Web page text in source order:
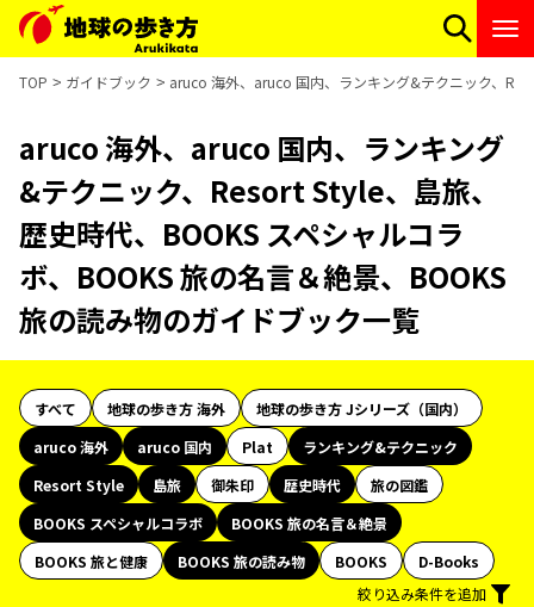
TOP ガイドブック aruco 海外、aruco 国内、ランキング&テクニック、
aruco 海外、aruco 国内、ランキング
&テクニック、Resort Style、島旅、
歴史時代、BOOKS スペシャルコラ
ボ、BOOKS 旅の名言＆絶景、BOOKS
旅の読み物のガイドブック一覧
すべて 地球の歩き方 海外
地球の歩き方 Jシリーズ（国内）
aruco 海外
aruco 国内 Plat
ランキング&テクニック
Resort Style
島旅 御朱印 歴史時代
旅の図鑑
BOOKS スペシャルコラボ
BOOKS 旅の名言＆絶景
BOOKS 旅と健康
BOOKS 旅の読み物 BOOKS
D-Books
絞り込み条件を追加